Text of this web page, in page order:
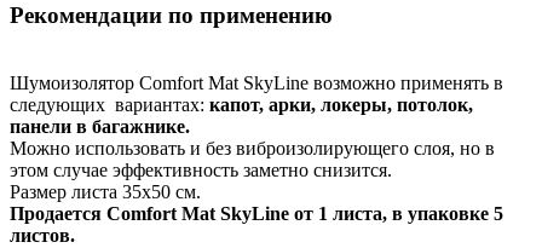
Рекомендации по применению
Шумоизолятор Comfort Mat SkyLine возможно применять в
следующих вариантах: капот, арки, локеры, потолок,
панели в багажнике.
Можно использовать и без виброизолирующего слоя, но в
этом случае эффективность заметно снизится.
Размер листа 35х50 см.
Продается Comfort Mat SkyLine от 1 листа, в упаковке 5
листов.